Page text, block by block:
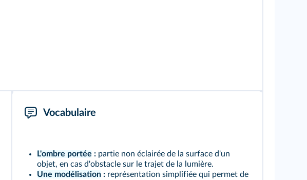
Vocabulaire
L'ombre portée :partie non éclairée de la surface d'un
objet, en cas d'obstacle sur le trajet de la lumière.
Une modélisation:représentation simplifiée qui permet de